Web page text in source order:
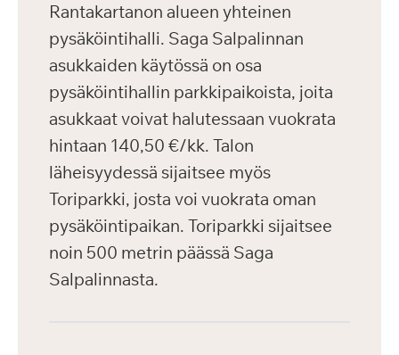
Rantakartanon alueen yhteinen
pysäköintihalli. Saga Salpalinnan
asukkaiden käytössä on osa
pysäköintihallin parkkipaikoista, joita
asukkaat voivat halutessaan vuokrata
hintaan 140,50 €/kk. Talon
läheisyydessä sijaitsee myös
Toriparkki, josta voi vuokrata oman
pysäköintipaikan. Toriparkki sijaitsee
noin 500 metrin päässä Saga
Salpalinnasta.